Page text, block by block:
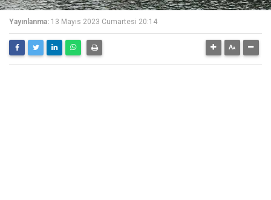
Yayınlanma: 13 Mayıs 2023 Cumartesi 20:14